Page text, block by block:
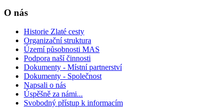
O nás
Historie Zlaté cesty
Organizační struktura
Území působnosti MAS
Podpora naší činnosti
Dokumenty - Místní partnerství
Dokumenty - Společnost
Napsali o nás
Úspěšně za námi...
Svobodný přístup k informacím